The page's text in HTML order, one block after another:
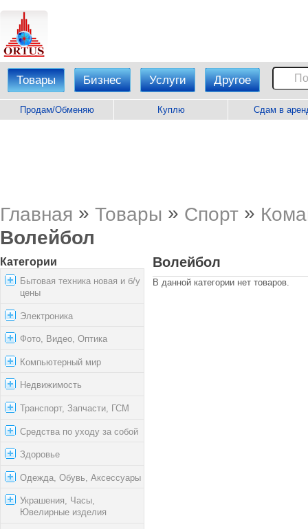
Товары Бизнес Услуги Другое
Продам/Обменяю Куплю Сдам в
Главная » Товары » Спорт »
Волейбол
Категории
Бытовая техника новая и б/у
цены
Электроника
Фото, Видео, Оптика
Компьютерный мир
Недвижимость
Транспорт, Запчасти, ГСМ
Средства по уходу за собой
Здоровье
Одежда, Обувь, Аксессуары
Украшения, Часы,
Ювелирные изделия
Волейбол
В данной категории нет товаров.